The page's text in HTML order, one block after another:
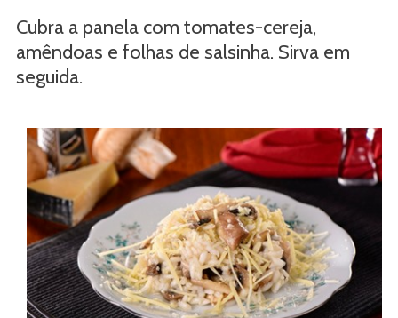
Cubra a panela com tomates-cereja,
amêndoas e folhas de salsinha. Sirva em
seguida.